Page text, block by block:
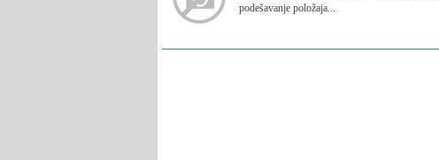
podešavanje položaja...